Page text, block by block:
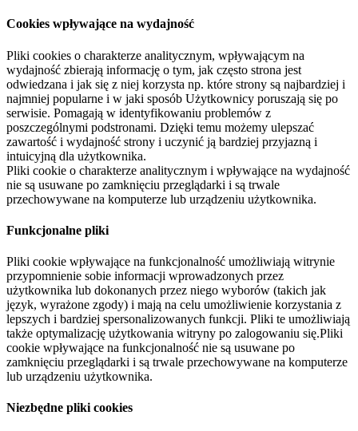
Cookies wpływające na wydajność
Pliki cookies o charakterze analitycznym, wpływającym na
wydajność zbierają informację o tym, jak często strona jest
odwiedzana i jak się z niej korzysta np. które strony są najbardziej i
najmniej popularne i w jaki sposób Użytkownicy poruszają się po
serwisie. Pomagają w identyfikowaniu problemów z
poszczególnymi podstronami. Dzięki temu możemy ulepszać
zawartość i wydajność strony i uczynić ją bardziej przyjazną i
intuicyjną dla użytkownika.
Pliki cookie o charakterze analitycznym i wpływające na wydajność
nie są usuwane po zamknięciu przeglądarki i są trwale
przechowywane na komputerze lub urządzeniu użytkownika.
Funkcjonalne pliki
Pliki cookie wpływające na funkcjonalność umożliwiają witrynie
przypomnienie sobie informacji wprowadzonych przez
użytkownika lub dokonanych przez niego wyborów (takich jak
język, wyrażone zgody) i mają na celu umożliwienie korzystania z
lepszych i bardziej spersonalizowanych funkcji. Pliki te umożliwiają
także optymalizację użytkowania witryny po zalogowaniu się.Pliki
cookie wpływające na funkcjonalność nie są usuwane po
zamknięciu przeglądarki i są trwale przechowywane na komputerze
lub urządzeniu użytkownika.
Niezbędne pliki cookies